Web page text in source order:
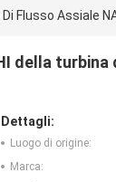
Flusso Assiale
della
Dettagli:
Luogo di origine:
Marca: